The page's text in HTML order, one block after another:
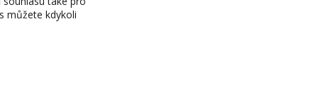
můžete kdykoli